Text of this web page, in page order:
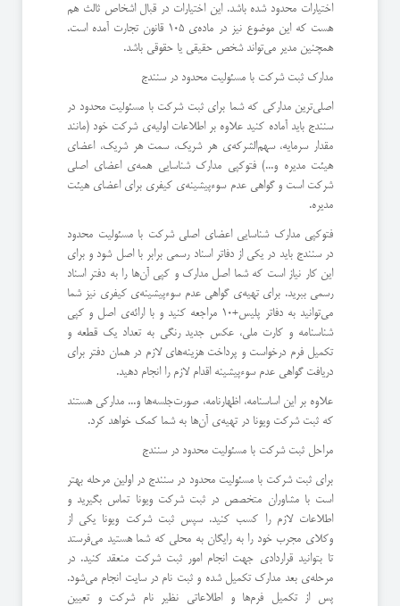
اختیارات محدود شده باشد. این اختیارات در قبال اشخاص ثالث هم
هست که این موضوع نیز در ماده‌ی 105 قانون تجارت آمده است.
همچنین مدیر می‌تواند شخص حقیقی یا حقوقی باشد.
مدارک ثبت شرکت با مسئولیت محدود در سنندج
اصلی‌ترین مدارکی که شما برای ثبت شرکت با مسئولیت محدود در
سنندج باید آماده کنید علاوه بر اطلاعات اولیه‌ی شرکت خود (مانند
مقدار سرمایه، سهم‌الشرکه‌ی هر شریک، سمت هر شریک، اعضای
هیئت مدیره و...) فتوکپی مدارک شناسایی همه‌ی اعضای اصلی
شرکت است و گواهی عدم سوءپیشینه‌ی کیفری برای اعضای هیئت
مدیره.
فتوکپی مدارک شناسایی اعضای اصلی شرکت با مسئولیت محدود
در سنندج باید در یکی از دفاتر اسناد رسمی برابر با اصل شود و برای
این کار نیاز است که شما اصل مدارک و کپی آن‌ها را به دفتر اسناد
رسمی ببرید. برای تهیه‌ی گواهی عدم سوءپیشینه‌ی کیفری نیز شما
می‌توانید به دفاتر پلیس+10 مراجعه کنید و با ارائه‌ی اصل و کپی
شناسنامه و کارت ملی، عکس جدید رنگی به تعداد یک قطعه و
تکمیل فرم درخواست و پرداخت هزینه‌های لازم در همان دفتر برای
دریافت گواهی عدم سوءپیشینه اقدام لازم را انجام دهید.
علاوه بر این اساسنامه، اظهارنامه، صورت‌جلسه‌ها و... مدارکی هستند
که ثبت شرکت ویونا در تهیه‌ی آن‌ها به شما کمک خواهد کرد.
مراحل ثبت شرکت با مسئولیت محدود در سنندج
برای ثبت شرکت با مسئولیت محدود در سنندج در اولین مرحله بهتر
است با مشاوران متخصص در ثبت شرکت ویونا تماس بگیرید و
اطلاعات لازم را کسب کنید. سپس ثبت شرکت ویونا یکی از
وکلای مجرب خود را به رایگان به محلی که شما هستید می‌فرستد
تا بتوانید قراردادی جهت انجام امور ثبت شرکت منعقد کنید. در
مرحله‌ی بعد مدارک تکمیل شده و ثبت نام در سایت انجام می‌شود.
پس از تکمیل فرم‌ها و اطلاعاتی نظیر نام شرکت و تعیین